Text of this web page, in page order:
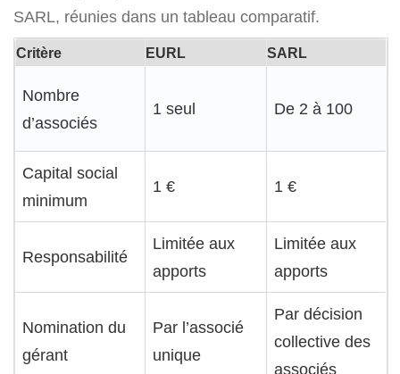
SARL, réunies dans un tableau comparatif.
Critère EURL SARL
Nombre
d’associés
1 seul De 2 à 100
Capital social
minimum
1 € 1 €
Responsabilité
Limitée aux
apports
Limitée aux
apports
Nomination du
gérant
Par l’associé
unique
Par décision
collective des
associés